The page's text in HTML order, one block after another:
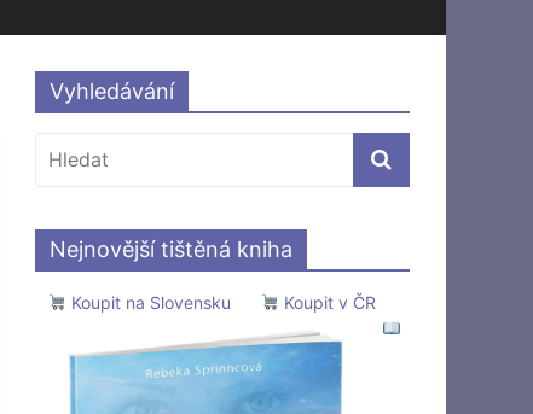
Vyhledávání
Nejnovější tištěná kniha
Koupit na Slovensku Koupit v ČR